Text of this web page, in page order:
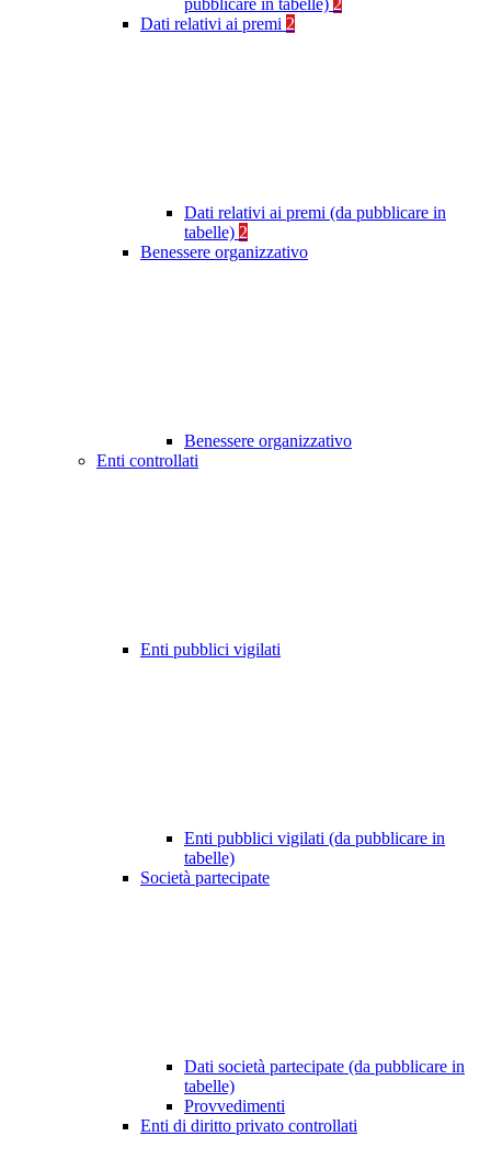
pubblicare in tabelle) 2
Dati relativi ai premi 2
Dati relativi ai premi (da pubblicare in
tabelle) 2
Benessere organizzativo
Benessere organizzativo
Enti controllati
Enti pubblici vigilati
Enti pubblici vigilati (da pubblicare in
tabelle)
Società partecipate
Dati società partecipate (da pubblicare in
tabelle)
Provvedimenti
Enti di diritto privato controllati